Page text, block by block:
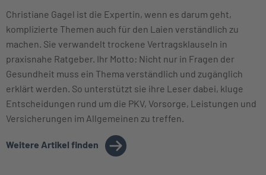
Christiane Gagel ist die Expertin, wenn es darum geht,
komplizierte Themen auch für den Laien verständlich zu
machen. Sie verwandelt trockene Vertragsklauseln in
praxisnahe Ratgeber. Ihr Motto: Nicht nur in Fragen der
Gesundheit muss ein Thema verständlich und zugänglich
erklärt werden. So unterstützt sie ihre Leser dabei, kluge
Entscheidungen rund um die PKV, Vorsorge, Leistungen und
Versicherungen im Allgemeinen zu treffen.
Weitere Artikel finden